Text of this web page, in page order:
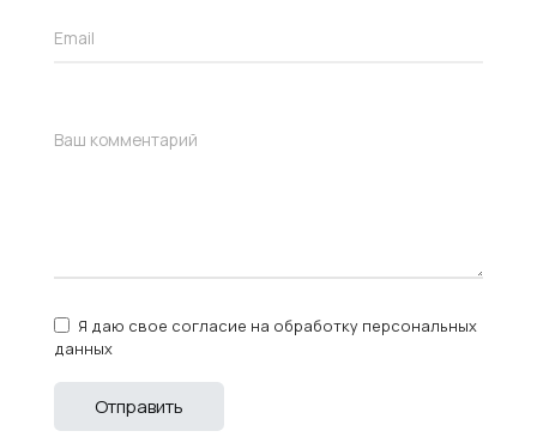
Я даю свое согласие на обработку персональных
данных